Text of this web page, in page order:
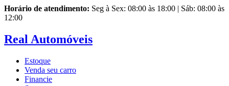
Horário de atendimento: Seg à Sex: 08:00 às 18:00 | Sáb: 08:00 às
12:00
Real Automóveis
Estoque
Venda seu carro
Financie